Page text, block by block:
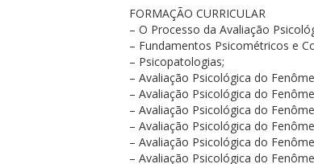
FORMAÇÃO CURRICULAR
– O Processo da Avaliação
– Fundamentos Psicométricos e
– Psicopatologias;
– Avaliação Psicológica do
– Avaliação Psicológica do
– Avaliação Psicológica do
– Avaliação Psicológica do
– Avaliação Psicológica do
– Avaliação Psicológica do